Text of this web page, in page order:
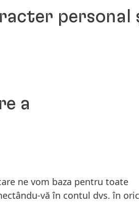
personal
a
ne vom baza pentru toate
vă în contul dvs. în